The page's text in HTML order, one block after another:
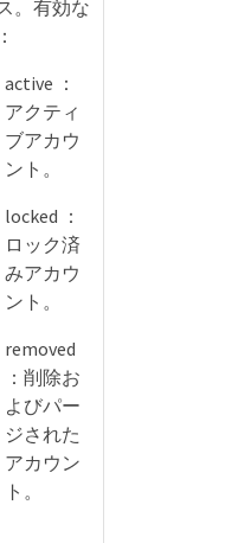
。有効な
active ：
アクティ
ブアカウ
ント。
locked ：
ロック済
みアカウ
ント。
removed
：削除お
よびパー
ジされた
アカウン
ト。